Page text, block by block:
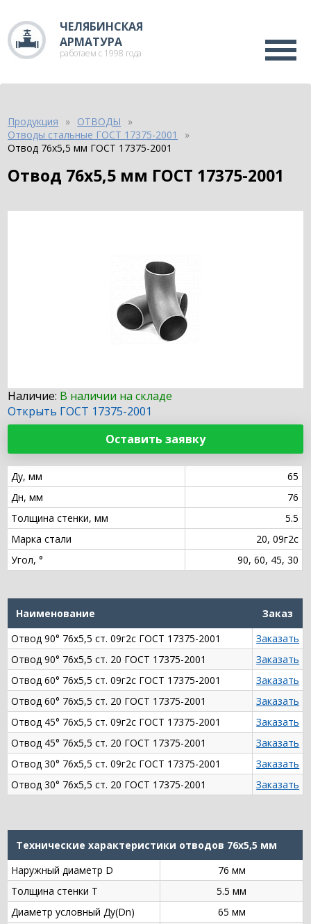
ЧЕЛЯБИНСКАЯ
АРМАТУРА
работаем с 1998 года
Продукция
ОТВОДЫ
Отводы стальные ГОСТ 17375-2001
Отвод 76х5,5 мм ГОСТ 17375-2001
Отвод 76х5,5 мм ГОСТ 17375-2001
Наличие: В наличии на складе
Открыть ГОСТ 17375-2001
Оставить заявку
Ду, мм
65
Дн, мм
76
Толщина стенки, мм
5.5
Марка стали
20, 09г2с
Угол, °
90, 60, 45, 30
Наименование
Заказ
Отвод 90° 76х5,5 ст. 09г2с ГОСТ 17375-2001
Заказать
Отвод 90° 76х5,5 ст. 20 ГОСТ 17375-2001
Заказать
Отвод 60° 76х5,5 ст. 09г2с ГОСТ 17375-2001
Заказать
Отвод 60° 76х5,5 ст. 20 ГОСТ 17375-2001
Заказать
Отвод 45° 76х5,5 ст. 09г2с ГОСТ 17375-2001
Заказать
Отвод 45° 76х5,5 ст. 20 ГОСТ 17375-2001
Заказать
Отвод 30° 76х5,5 ст. 09г2с ГОСТ 17375-2001
Заказать
Отвод 30° 76х5,5 ст. 20 ГОСТ 17375-2001
Заказать
Технические характеристики отводов 76х5,5 мм
Наружный диаметр D
76 мм
Толщина стенки Т
5.5 мм
Диаметр условный Ду(Dn)
65 мм